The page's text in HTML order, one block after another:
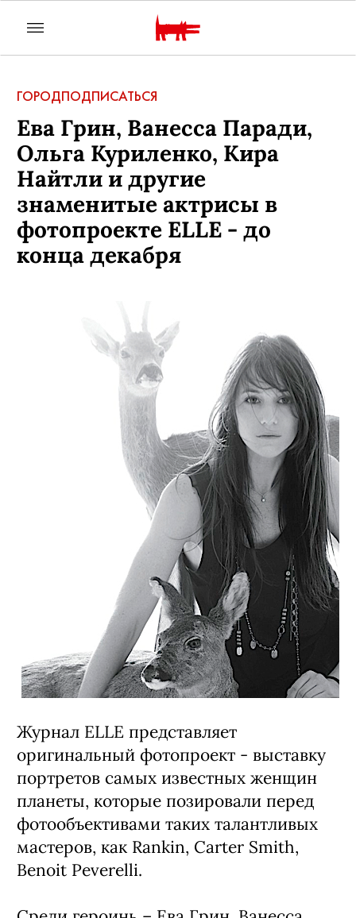
ПОДПИСАТЬСЯ
Ольга Куриленко, Кира
Найтли и другие
знаменитые актрисы в
фотопроекте ELLE - до
конца декабря
Журнал ELLE представляет